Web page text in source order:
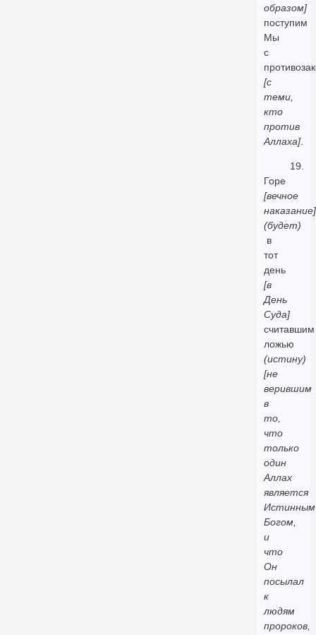
образом]
поступим
Мы
с
[с
теми,
кто
против
Аллаха].
19.
Горе
[вечное
наказание]
(будет)
в
тот
день
[в
День
Суда]
считавшим
ложью
(истину)
[не
верившим
в
то,
что
только
один
Аллах
является
Истинным
Богом,
и
что
Он
посылал
к
людям
пророков,